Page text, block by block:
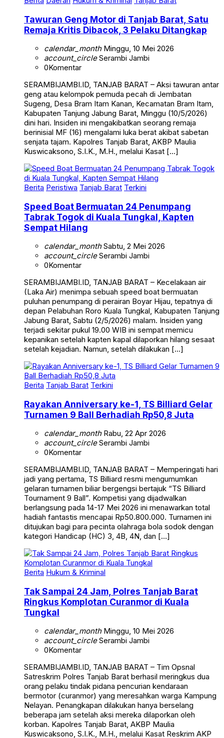
Remaja Kritis Dibacok, 3 Pelaku Ditangkap
account_circleSerambi Jambi
0Komentar
geng atau kelompok pemuda pecah di Jembatan
Sugeng, Desa Bram Itam Kanan, Kecamatan Bram Itam,
Kabupaten Tanjung Jabung Barat, Minggu (10/5/2026)
dini hari. Insiden ini mengakibatkan seorang remaja
berinisial MF (16) mengalami luka berat akibat sabetan
senjata tajam. Kapolres Tanjab Barat, AKBP Maulia
Kuswicaksono, S.I.K., M.H., melalui Kasat […]
Berita Peristiwa Tanjab Barat Terkini
Tabrak Togok di Kuala Tungkal, Kapten
Sempat Hilang
account_circleSerambi Jambi
0Komentar
(Laka Air) menimpa sebuah speed boat bermuatan
puluhan penumpang di perairan Boyar Hijau, tepatnya di
depan Pelabuhan Roro Kuala Tungkal, Kabupaten Tanjung
Jabung Barat, Sabtu (2/5/2026) malam. Insiden yang
terjadi sekitar pukul 19.00 WIB ini sempat memicu
kepanikan setelah kapten kapal dilaporkan hilang sesaat
setelah kejadian. Namun, setelah dilakukan […]
Berita Tanjab Barat Terkini
Turnamen 9 Ball Berhadiah Rp50,8 Juta
account_circleSerambi Jambi
0Komentar
jadi yang pertama, TS Billiard resmi mengumumkan
gelaran turnamen biliar bergengsi bertajuk “TS Billiard
Tournament 9 Ball”. Kompetisi yang dijadwalkan
berlangsung pada 14-17 Mei 2026 ini menawarkan total
hadiah fantastis mencapai Rp50.800.000. Turnamen ini
ditujukan bagi para pecinta olahraga bola sodok dengan
kategori Handicap (HC) 3, 4B, 4N, dan […]
Berita Hukum & Kriminal
Ringkus Komplotan Curanmor di Kuala
Tungkal
account_circleSerambi Jambi
0Komentar
Satreskrim Polres Tanjab Barat berhasil meringkus dua
orang pelaku tindak pidana pencurian kendaraan
bermotor (curanmor) yang meresahkan warga Kampung
Nelayan. Penangkapan dilakukan hanya berselang
beberapa jam setelah aksi mereka dilaporkan oleh
korban. Kapolres Tanjab Barat, AKBP Maulia
Kuswicaksono, S.I.K., M.H., melalui Kasat Reskrim AKP
Ayub Peter Bernardus, S.Tr.K., S.I.K., […]